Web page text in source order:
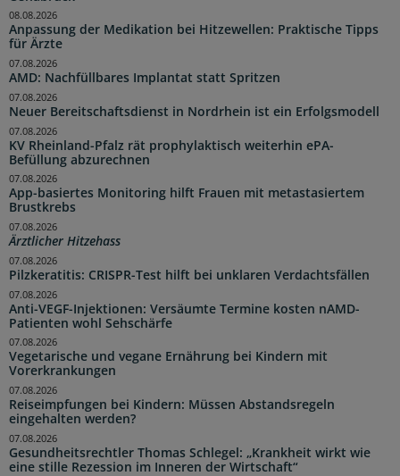
Anpassung der Medikation bei Hitzewellen: Praktische Tipps
für Ärzte
08.08.2026
AMD: Nachfüllbares Implantat statt Spritzen
07.08.2026
Neuer Bereitschaftsdienst in Nordrhein ist ein Erfolgsmodell
07.08.2026
KV Rheinland-Pfalz rät prophylaktisch weiterhin ePA-
Befüllung abzurechnen
07.08.2026
App-basiertes Monitoring hilft Frauen mit metastasiertem
Brustkrebs
07.08.2026
Ärztlicher Hitzehass
07.08.2026
Pilzkeratitis: CRISPR-Test hilft bei unklaren Verdachtsfällen
07.08.2026
Anti-VEGF-Injektionen: Versäumte Termine kosten nAMD-
Patienten wohl Sehschärfe
07.08.2026
Vegetarische und vegane Ernährung bei Kindern mit
Vorerkrankungen
07.08.2026
Reiseimpfungen bei Kindern: Müssen Abstandsregeln
eingehalten werden?
07.08.2026
Gesundheitsrechtler Thomas Schlegel: „Krankheit wirkt wie
eine stille Rezession im Inneren der Wirtschaft“
07.08.2026